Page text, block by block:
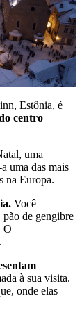
Estônia, é
centro
uma
uma das mais
na Europa.
Você
pão de gengibre
O
à sua visita.
onde elas